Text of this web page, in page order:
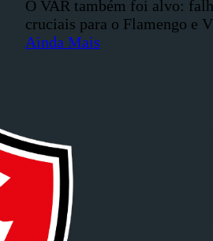
O VAR também foi alvo:
cruciais para o Flamengo e
Ainda Mais